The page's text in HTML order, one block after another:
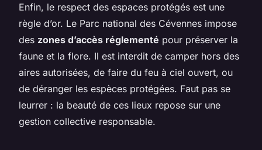
Enfin, le respect des espaces protégés est une
règle d’or. Le Parc national des Cévennes impose
des zones d’accès réglementé pour préserver la
faune et la flore. Il est interdit de camper hors des
aires autorisées, de faire du feu à ciel ouvert, ou
de déranger les espèces protégées. Faut pas se
leurrer : la beauté de ces lieux repose sur une
gestion collective responsable.